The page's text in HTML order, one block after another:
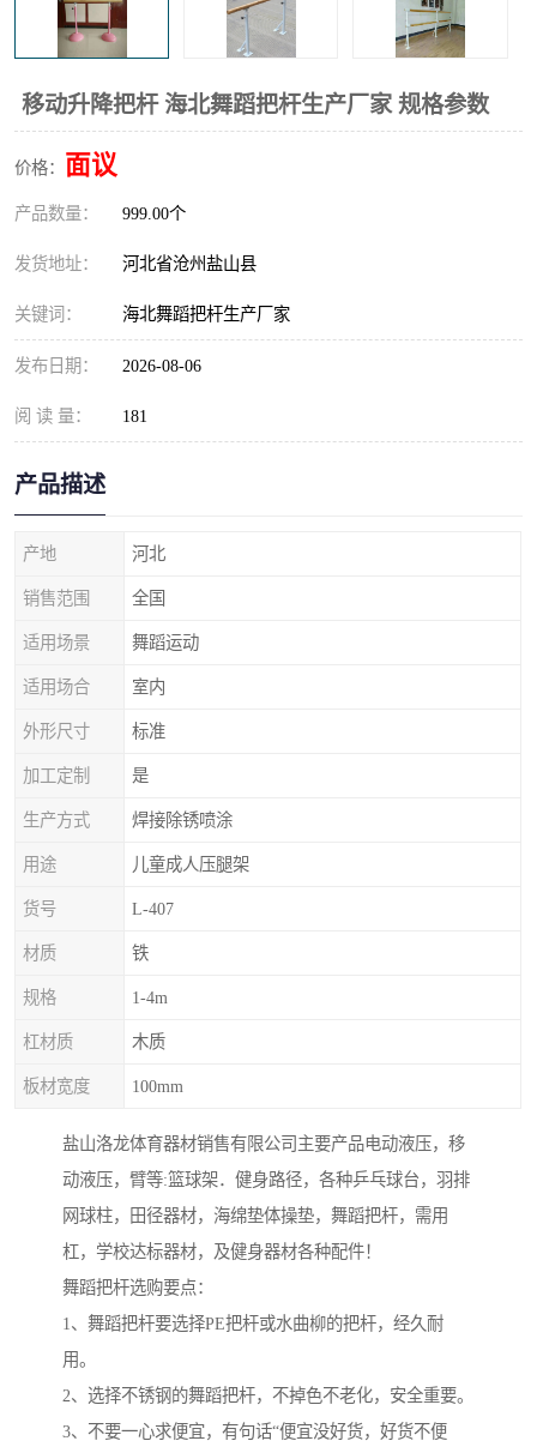
移动升降把杆 海北舞蹈把杆生产厂家 规格参数
价格： 面议
产品数量： 999.00个
发货地址： 河北省沧州盐山县
关键词： 海北舞蹈把杆生产厂家
发布日期： 2026-08-06
阅 读 量： 181
产品描述
产地 河北
销售范围 全国
适用场景 舞蹈运动
适用场合 室内
外形尺寸 标准
加工定制 是
生产方式 焊接除锈喷涂
用途 儿童成人压腿架
货号 L-407
材质 铁
规格 1-4m
杠材质 木质
板材宽度 100mm
盐山洛龙体育器材销售有限公司主要产品电动液压，移
动液压，臂等:篮球架．健身路径，各种乒乓球台，羽排
网球柱，田径器材，海绵垫体操垫，舞蹈把杆，需用
杠，学校达标器材，及健身器材各种配件！
舞蹈把杆选购要点：
1、舞蹈把杆要选择PE把杆或水曲柳的把杆，经久耐
用。
2、选择不锈钢的舞蹈把杆，不掉色不老化，安全重要。
3、不要一心求便宜，有句话“便宜没好货，好货不便